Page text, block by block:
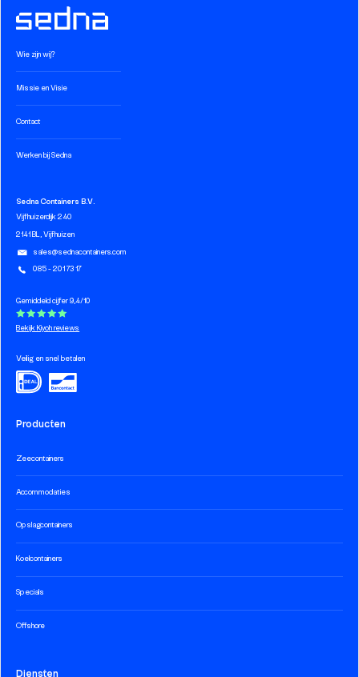
Wie zijn wij?
Missie en Visie
Contact
Werken bij Sedna
Producten
Zeecontainers
Accommodaties
Opslagcontainers
Koelcontainers
Specials
Offshore
Diensten
Sedna Containers B.V.
Vijfhuizerdijk 240
2141 BL, Vijfhuizen
sales@sednacontainers.com
085 - 201 73 17
Gemiddeld cijfer 9,4/10
Bekijk Kiyoh reviews
Veilig en snel betalen